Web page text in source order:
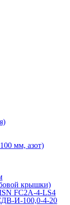
мм, азот)
крышки)
FC2A-4-LS4
И-100,0-4-20